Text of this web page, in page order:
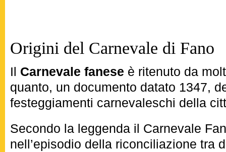
Origini del Carnevale di Fano
Il Carnevale fanese è ritenuto da
quanto, un documento datato 1347,
festeggiamenti carnevaleschi della
Secondo la leggenda il Carnevale
nell’episodio della riconciliazione tra